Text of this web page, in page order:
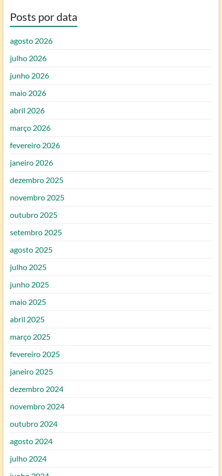
Posts por data
agosto 2026
julho 2026
junho 2026
maio 2026
abril 2026
março 2026
fevereiro 2026
janeiro 2026
dezembro 2025
novembro 2025
outubro 2025
setembro 2025
agosto 2025
julho 2025
junho 2025
maio 2025
abril 2025
março 2025
fevereiro 2025
janeiro 2025
dezembro 2024
novembro 2024
outubro 2024
agosto 2024
julho 2024